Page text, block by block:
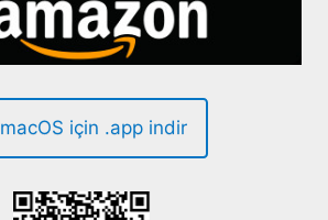
macOS için .app indir